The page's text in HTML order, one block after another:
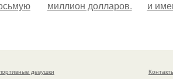
с
миллион долларов.
и
девушки